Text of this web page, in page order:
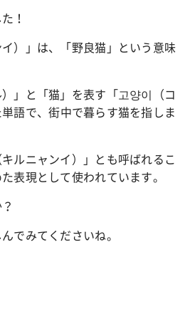
！
）」 は、「野良猫」 という 意味
」と 「猫」を表す「고양이（コ
単語で、街中で暮らす猫を指し ま
ルニャンイ）」とも呼ばれるこ
表現として使われています。
でみてくださいね。